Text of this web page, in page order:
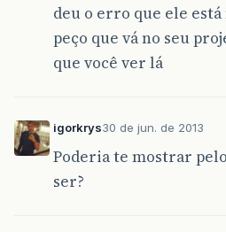
deu o erro que ele
peço que vá no seu
que você ver lá
igorkrys30 de jun. de 2013
Poderia te mostrar
ser?